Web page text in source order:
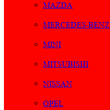
MAZDA
MERCEDES-BENZ
MINI
MITSUBISHI
NISSAN
OPEL